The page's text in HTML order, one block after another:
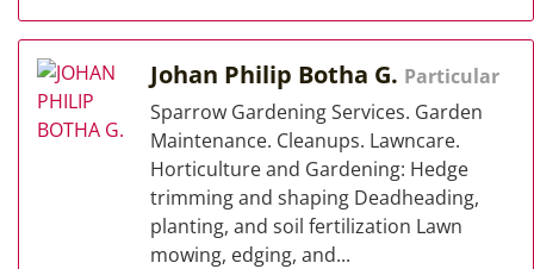
Johan Philip Botha G. Particular
Sparrow Gardening Services. Garden
Maintenance. Cleanups. Lawncare.
Horticulture and Gardening: Hedge
trimming and shaping Deadheading,
planting, and soil fertilization Lawn
mowing, edging, and...